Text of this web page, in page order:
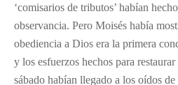
‘comisarios de tributos’ habían
observancia. Pero Moisés había
obediencia a Dios era la primera
y los esfuerzos hechos para
sábado habían llegado a los oídos de